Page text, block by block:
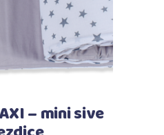
– mini sive